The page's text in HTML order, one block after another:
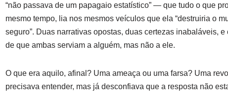
“não passava de um papagaio estatístico” — que tudo o que
mesmo tempo, lia nos mesmos veículos que ela “destruiria o
seguro”. Duas narrativas opostas, duas certezas inabaláveis,
de que ambas serviam a alguém, mas não a ele.
O que era aquilo, afinal? Uma ameaça ou uma farsa? Uma
precisava entender, mas já desconfiava que a resposta não